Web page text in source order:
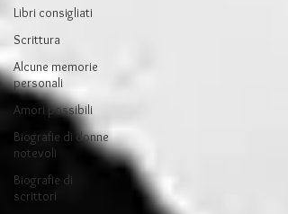
Libri consigliati
Scrittura
Alcune memorie
personali
Amori possibili
Biografie di donne
notevoli
Biografie di
scrittori